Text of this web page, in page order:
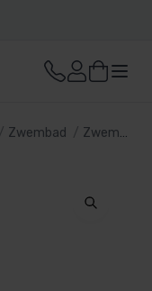
Zwembad Zwembad bekleding